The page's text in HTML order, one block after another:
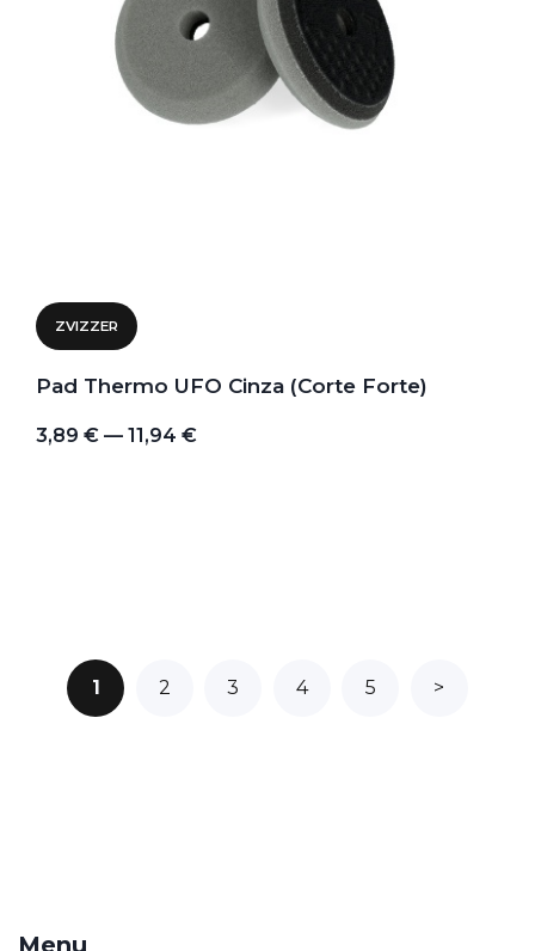
ZVIZZER
Pad Thermo UFO Cinza (Corte Forte)
3,89 € — 11,94 €
1 2 3 4 5 >
Menu